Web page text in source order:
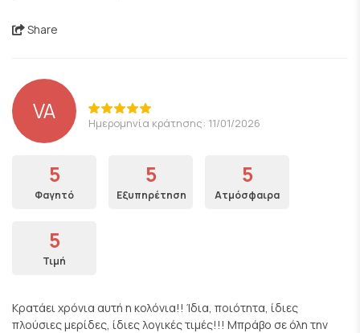
Share
VA Ημερομηνία κράτησης: 11/01/2026
5
Φαγητό
5
Εξυπηρέτηση
5
Ατμόσφαιρα
5
Τιμή
Κρατάει χρόνια αυτή η κολόνια!! Ίδια, ποιότητα, ίδιες
πλούσιες μερίδες, ίδιες λογικές τιμές!!! Μπράβο σε όλη την